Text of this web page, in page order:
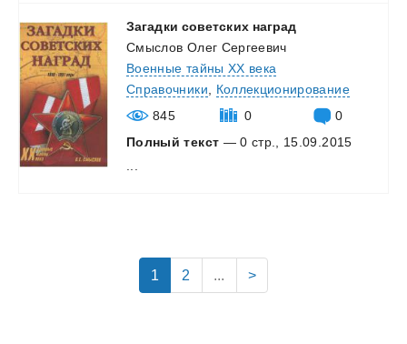
Загадки советских наград
Смыслов Олег Сергеевич
Военные тайны XX века
Справочники
Коллекционирование
845
0
0
Полный текст — 0 стр., 15.09.2015
1 2 ... >